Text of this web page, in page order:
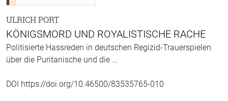
ULRICH PORT
KÖNIGSMORD UND ROYALISTISCHE RACHE
Politisierte Hassreden in deutschen Regizid-Trauerspielen
über die Puritanische und die …
DOI https://doi.org/10.46500/83535765-010